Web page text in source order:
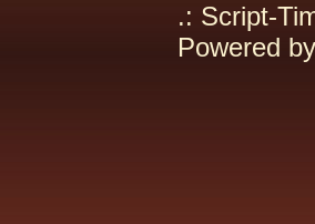
.: Script-
Powered by